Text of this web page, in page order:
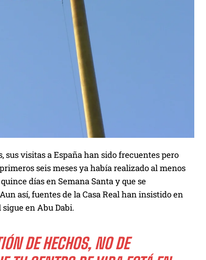
sus visitas a España han sido frecuentes pero
seis meses ya había realizado al menos
días en Semana Santa y que se
así, fuentes de la Casa Real han insistido en
sigue en Abu Dabi.
DE HECHOS, NO DE